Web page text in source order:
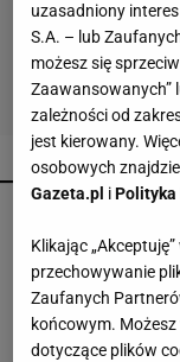
CCC
uzasadniony
S.A. – lub
możesz się
Zaawansowanych”
zależności od
jest kierowany.
osobowych
Gazeta.pl iPolityka
Klikając
przechowywanie
Zaufanych
końcowym.
dotyczące plików